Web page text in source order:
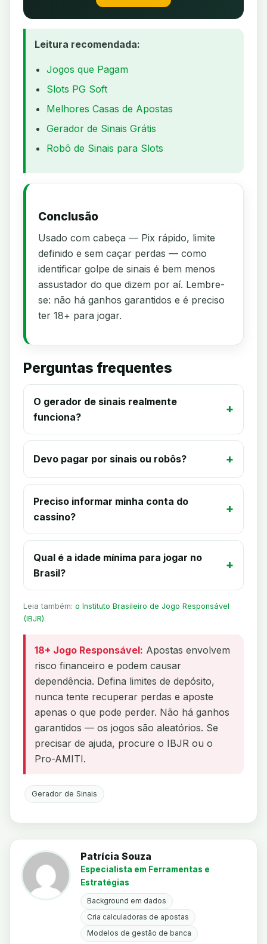
Leitura recomendada:
Jogos que Pagam
Slots PG Soft
Melhores Casas de Apostas
Gerador de Sinais Grátis
Robô de Sinais para Slots
Conclusão
Usado com cabeça — Pix rápido, limite
definido e sem caçar perdas — como
identificar golpe de sinais é bem menos
assustador do que dizem por aí. Lembre-
se: não há ganhos garantidos e é preciso
ter 18+ para jogar.
Perguntas frequentes
O gerador de sinais realmente
funciona?
Devo pagar por sinais ou robôs?
Preciso informar minha conta do
cassino?
Qual é a idade mínima para jogar no
Brasil?
Leia também: o Instituto Brasileiro de Jogo Responsável
(IBJR).
18+ Jogo Responsável: Apostas envolvem
risco financeiro e podem causar
dependência. Defina limites de depósito,
nunca tente recuperar perdas e aposte
apenas o que pode perder. Não há ganhos
garantidos — os jogos são aleatórios. Se
precisar de ajuda, procure o IBJR ou o
Pro-AMITI.
Gerador de Sinais
Patrícia Souza
Especialista em Ferramentas e
Estratégias
Background em dados
Cria calculadoras de apostas
Modelos de gestão de banca